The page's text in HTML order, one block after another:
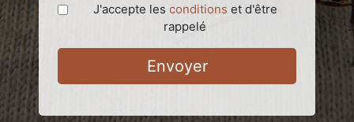
J'accepte les conditions et d'être
rappelé
Envoyer